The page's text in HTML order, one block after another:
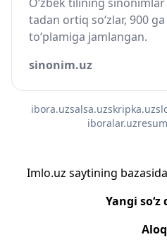
tadan ortiq so‘zlar, 900
to‘plamiga jamlangan.
sinonim.uz
ibora.uzsalsa.uzskripka.uz
iboralar.uz
Imlo.uz saytining
Yangi so‘z